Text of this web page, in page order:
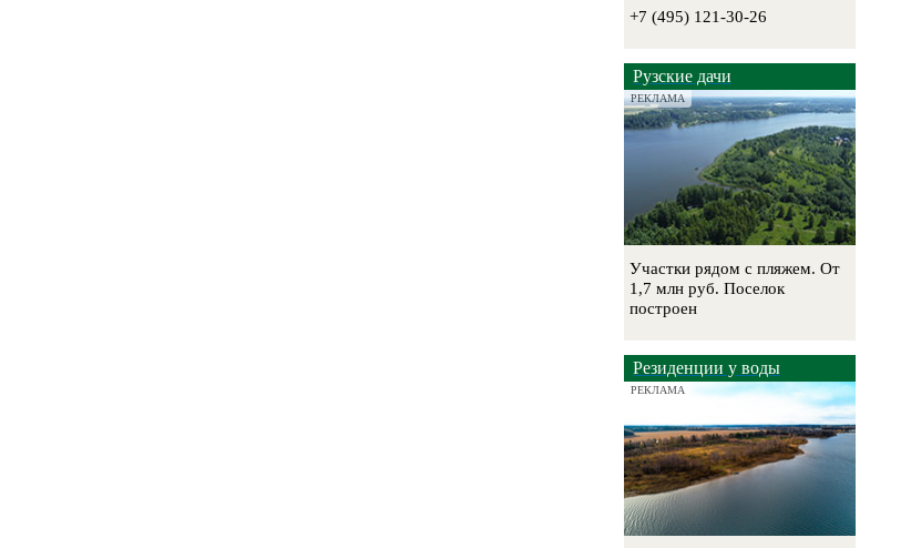
+7 (495) 121-30-26
Рузские дачи
РЕКЛАМА
Участки рядом с пляжем. От
1,7 млн руб. Поселок
построен
Резиденции у воды
РЕКЛАМА